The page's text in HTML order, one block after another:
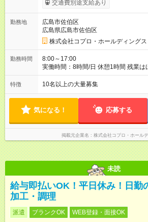
交通費別途支給あり
勤務地
広島市佐伯区
広島県広島市佐伯区
株式会社コプロ・ホールディングス
勤務時間
8:00～17:00
実働時間：8時間/日 休憩1時間 残業はほとんどなく、定時で帰れ
る日が多い働き方です。 毎日の業務
ので、 「今日やるべき仕事」が終わ
方を大切にしています。
特徴 10名以上の大量募集
気になる！ 応募する
掲載元企業名 株式会社コプロ・ホール
未読
給与即払いOK！平日休み！日勤
加工・調理
派遣 ブランクOK WEB登録・面接OK